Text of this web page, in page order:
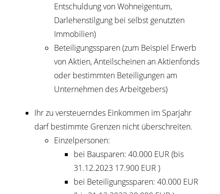
Entschuldung von Wohneigentum,
Darlehenstilgung bei selbst genutzten
Immobilien)
Beteiligungssparen (zum Beispiel Erwerb
von Aktien, Anteilscheinen an Aktienfonds
oder bestimmten Beteiligungen am
Unternehmen des Arbeitgebers)
Ihr zu versteuerndes Einkommen im Sparjahr
darf bestimmte Grenzen nicht überschreiten.
Einzelpersonen:
bei Bausparen: 40.000 EUR (bis
31.12.2023 17.900 EUR )
bei Beteiligungssparen: 40.000 EUR